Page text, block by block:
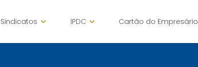
Sindicatos IPDC Cartão do Empresário